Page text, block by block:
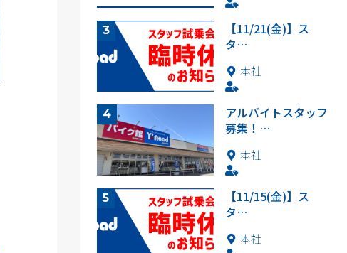
【11/21(金)】ス
タ…
本社
アルバイトスタッフ
募集！…
本社
【11/15(金)】ス
タ…
本社